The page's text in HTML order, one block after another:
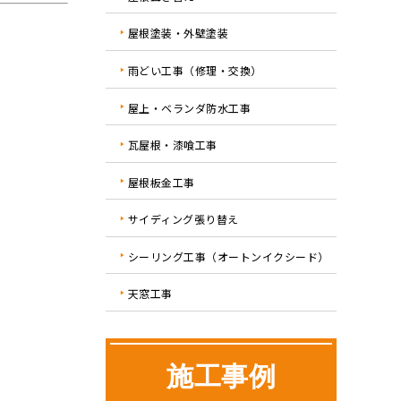
屋根塗装・外壁塗装
雨どい工事（修理・交換）
屋上・ベランダ防水工事
瓦屋根・漆喰工事
屋根板金工事
サイディング張り替え
シーリング工事（オートンイクシード）
天窓工事
施工事例